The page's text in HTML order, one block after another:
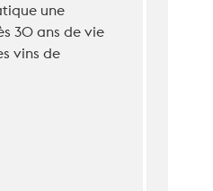
une
30 ans de vie
vins de